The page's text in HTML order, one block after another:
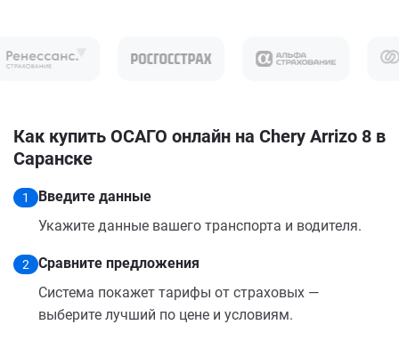
Как купить ОСАГО онлайн на Chery Arrizo 8 в
Саранске
1
Введите данные
Укажите данные вашего транспорта и водителя.
2
Сравните предложения
Система покажет тарифы от страховых —
выберите лучший по цене и условиям.